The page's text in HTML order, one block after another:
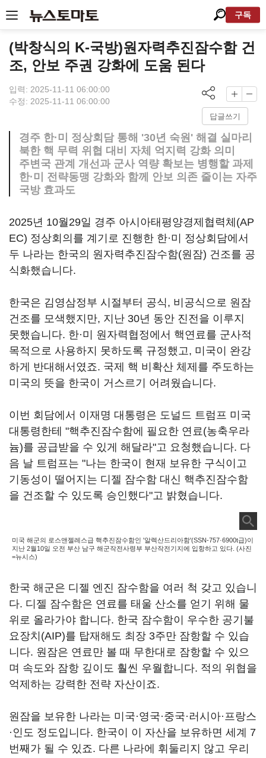
구독
(박창식의 K-국방)원자력추진잠수함 건
조, 안보 주권 강화에 도움 된다
입력: 2025-11-11 06:00:00
수정: 2025-11-11 06:00:00
답글쓰기
경주 한·미 정상회담 통해 '30년 숙원' 해결 실마리
북한 핵 무력 위협 대비 자체 억지력 강화 의미
주변국 관계 개선과 군사 역량 확보는 병행할 과제
한·미 전략동맹 강화와 함께 안보 의존 줄이는 자주
국방 효과도
2025년 10월29일 경주 아시아태평양경제협력체(AP
EC) 정상회의를 계기로 진행한 한·미 정상회담에서
두 나라는 한국의 원자력추진잠수함(원잠) 건조를 공
식화했습니다.
한국은 김영삼정부 시절부터 공식, 비공식으로 원잠
건조를 모색했지만, 지난 30년 동안 진전을 이루지
못했습니다. 한·미 원자력협정에서 핵연료를 군사적
목적으로 사용하지 못하도록 규정했고, 미국이 완강
하게 반대해서였죠. 국제 핵 비확산 체제를 주도하는
미국의 뜻을 한국이 거스르기 어려웠습니다.
이번 회담에서 이재명 대통령은 도널드 트럼프 미국
대통령한테 "핵추진잠수함에 필요한 연료(농축우라
늄)를 공급받을 수 있게 해달라"고 요청했습니다. 다
음 날 트럼프는 "나는 한국이 현재 보유한 구식이고
기동성이 떨어지는 디젤 잠수함 대신 핵추진잠수함
을 건조할 수 있도록 승인했다"고 밝혔습니다.
미국 해군의 로스앤젤레스급 핵추진잠수함인 '알렉산드리아함'(SSN-757·6900t급)이
지난 2월10일 오전 부산 남구 해군작전사령부 부산작전기지에 입항하고 있다. (사진
=뉴시스)
한국 해군은 디젤 엔진 잠수함을 여러 척 갖고 있습니
다. 디젤 잠수함은 연료를 태울 산소를 얻기 위해 물
위로 올라가야 합니다. 한국 잠수함이 우수한 공기불
요장치(AIP)를 탑재해도 최장 3주만 잠항할 수 있습
니다. 원잠은 연료만 볼 때 무한대로 잠항할 수 있으
며 속도와 잠항 깊이도 훨씬 우월합니다. 적의 위협을
억제하는 강력한 전략 자산이죠.
원잠을 보유한 나라는 미국·영국·중국·러시아·프랑스
·인도 정도입니다. 한국이 이 자산을 보유하면 세계 7
번째가 될 수 있죠. 다른 나라에 휘둘리지 않고 우리